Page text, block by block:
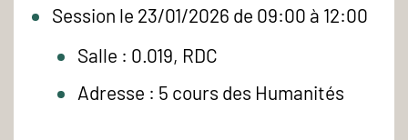
Session le 23/01/2026 de 09:00 à 12:00
Salle : 0.019, RDC
Adresse : 5 cours des Humanités